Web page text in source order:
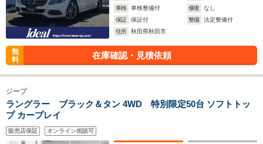
車検
車検整備付 修復
なし
保証
保証付 整備
法定整備付
住所
秋田県秋田市
無
料
在庫確認・見積依頼
ジープ
ラングラー ブラック＆タン 4WD 特別限定50台 ソフトトッ
プ カープレイ
販売店保証 オンライン相談可